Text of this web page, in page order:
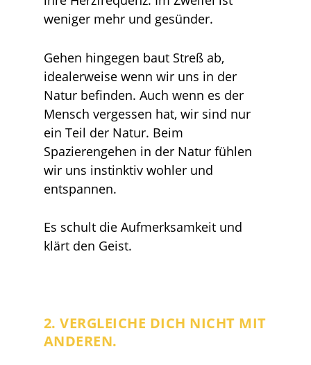
weniger mehr und gesünder.
Gehen hingegen baut Streß ab,
idealerweise wenn wir uns in der
Natur befinden. Auch wenn es der
Mensch vergessen hat, wir sind nur
ein Teil der Natur. Beim
Spazierengehen in der Natur fühlen
wir uns instinktiv wohler und
entspannen.
Es schult die Aufmerksamkeit und
klärt den Geist.
2. VERGLEICHE DICH NICHT MIT
ANDEREN.